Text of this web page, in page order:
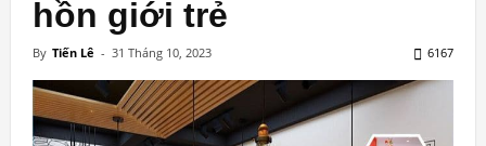
hồn giới trẻ
By Tiến Lê - 31 Tháng 10, 2023 6167